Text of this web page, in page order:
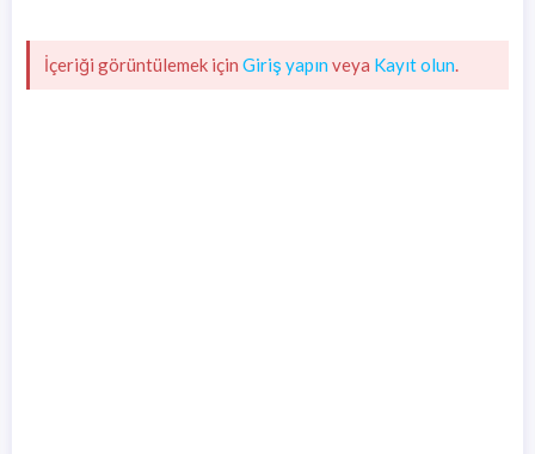
İçeriği görüntülemek için Giriş yapınveya Kayıt olun.